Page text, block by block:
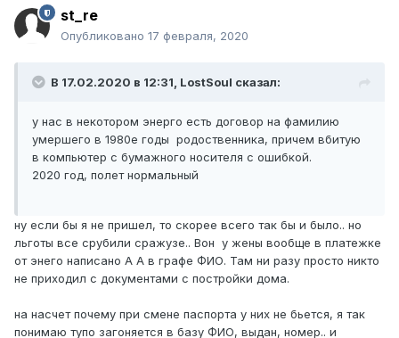
st_re
Опубликовано 17 февраля, 2020
В 17.02.2020 в 12:31, LostSoul сказал:
у нас в некотором энерго есть договор на фамилию
умершего в 1980е годы родоственника, причем вбитую
в компьютер с бумажного носителя с ошибкой.
2020 год, полет нормальный
ну если бы я не пришел, то скорее всего так бы и было.. но
льготы все срубили сражузе.. Вон у жены вообще в платежке
от энего написано А А в графе ФИО. Там ни разу просто никто
не приходил с документами с постройки дома.
на насчет почему при смене паспорта у них не бьется, я так
понимаю тупо загоняется в базу ФИО, выдан, номер.. и